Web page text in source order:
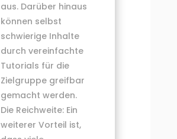
aus. Darüber hinaus
können selbst
schwierige Inhalte
durch vereinfachte
Tutorials für die
Zielgruppe greifbar
gemacht werden.
Die Reichweite: Ein
weiterer Vorteil ist,